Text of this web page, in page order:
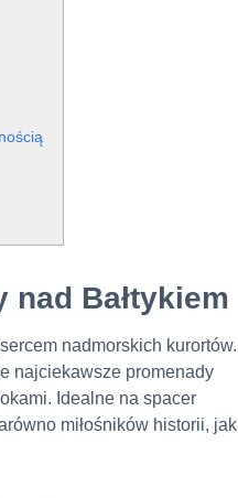
Bałtykiem
nadmorskich kurortów.
najciekawsze promenady
Idealne na spacer
miłośników historii, jak